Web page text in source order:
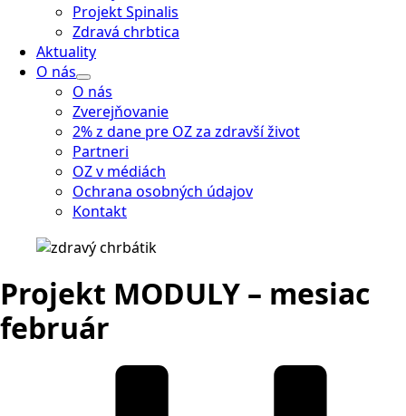
Projekt Spinalis
Zdravá chrbtica
Aktuality
O nás
O nás
Zverejňovanie
2% z dane pre OZ za zdravší život
Partneri
OZ v médiách
Ochrana osobných údajov
Kontakt
Projekt MODULY – mesiac
február